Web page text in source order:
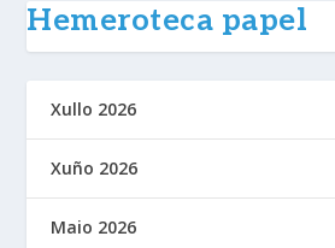
Hemeroteca papel
Xullo 2026
Xuño 2026
Maio 2026